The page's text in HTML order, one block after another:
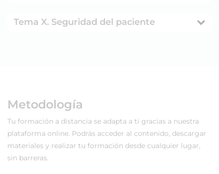
Tema X. Seguridad del paciente
Metodología
Tu formación a distancia se adapta a ti gracias a nuestra
plataforma online. Podrás acceder al contenido, descargar
materiales y realizar tu formación desde cualquier lugar,
sin barreras.